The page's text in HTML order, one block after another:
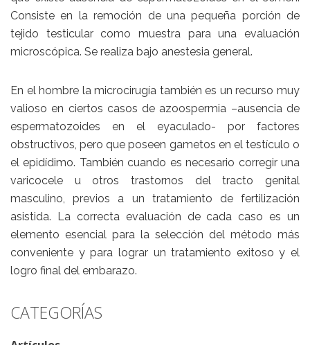
Consiste en la remoción de una pequeña porción de
tejido testicular como muestra para una evaluación
microscópica. Se realiza bajo anestesia general.
En el hombre la microcirugía también es un recurso muy
valioso en ciertos casos de azoospermia –ausencia de
espermatozoides en el eyaculado- por factores
obstructivos, pero que poseen gametos en el testículo o
el epidídimo. También cuando es necesario corregir una
varicocele u otros trastornos del tracto genital
masculino, previos a un tratamiento de fertilización
asistida. La correcta evaluación de cada caso es un
elemento esencial para la selección del método más
conveniente y para lograr un tratamiento exitoso y el
logro final del embarazo.
CATEGORÍAS